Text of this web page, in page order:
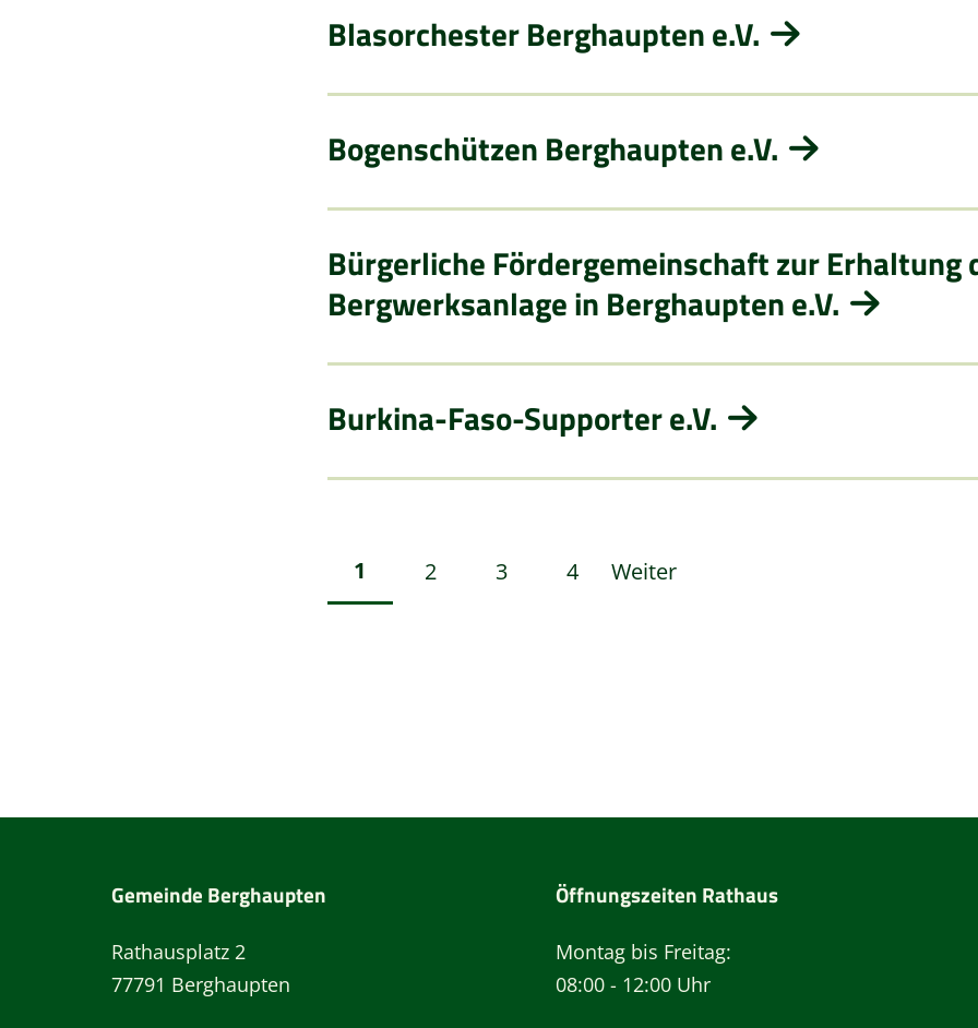
Blasorchester Berghaupten e.V.
Bogenschützen Berghaupten e.V.
Bürgerliche Fördergemeinschaft zur Erhaltung
Bergwerksanlage in Berghaupten e.V.
Burkina-Faso-Supporter e.V.
1 2 3 4 Weiter
Gemeinde Berghaupten
Rathausplatz 2
77791 Berghaupten
Öffnungszeiten Rathaus
Montag bis Freitag:
08:00 - 12:00 Uhr